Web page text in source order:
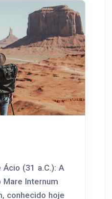
(31 a.C.): A
Mare Internum
conhecido hoje